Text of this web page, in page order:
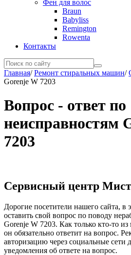
Фен для волос
Braun
Babyliss
Remington
Rowenta
Контакты
Главная/Ремонт стиральных машин/
Gorenje W 7203
Вопрос - ответ по
неисправностям
7203
Сервисный центр
Дорогие посетители нашего сайта, в
оставить свой вопрос по поводу
Gorenje W 7203. Как только кто-то из
он обязательно ответит на вопрос.
авторизацию через социальные сети
уведомления об ответе на вопрос.